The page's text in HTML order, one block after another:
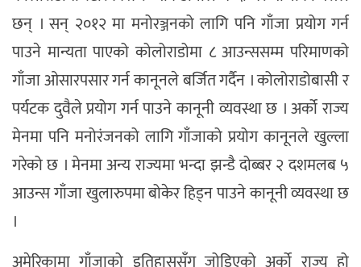
छन् । सन् २०१२ मा मनोरञ्जनको लागि पनि गाँजा प्रयोग गर्न
पाउने मान्यता पाएको कोलोराडोमा ८ आउन्ससम्म परिमाणको
गाँजा ओसारपसार गर्न कानूनले बर्जित गर्दैन । कोलोराडोबासी र
पर्यटक दुवैले प्रयोग गर्न पाउने कानूनी व्यवस्था छ । अर्को राज्य
मेनमा पनि मनोरंजनको लागि गाँजाको प्रयोग कानूनले खुल्ला
गरेको छ । मेनमा अन्य राज्यमा भन्दा झन्डै दोब्बर २ दशमलब ५
आउन्स गाँजा खुलारुपमा बोकेर हिड्न पाउने कानूनी व्यवस्था छ
।